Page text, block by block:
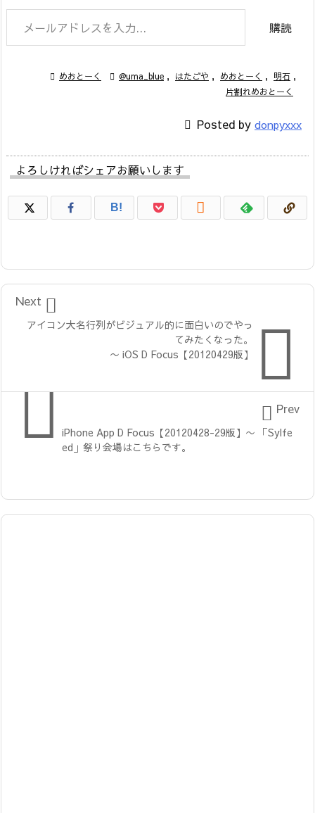
メールアドレスを入力...
購読
 めおとーく  @uma_blue , はたごや , めおとーく , 明石 ,
片割れめおとーく
 Posted by donpyxxx
よろしければシェアお願いします
B! 

アイコン大名行列がビジュアル的に面白いのでやっ
てみたくなった。
〜 iOS D Focus【20120429版】

Next
iPhone App D Focus【20120428-29版】〜 「Sylfe
ed」祭り会場はこちらです。
 Prev